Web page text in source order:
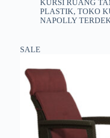
KURSI RUANG
PLASTIK, TOKO
NAPOLLY
SALE